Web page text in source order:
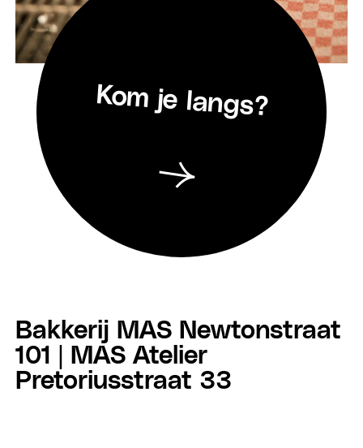
Kom je langs?
Bakkerij MAS Newtonstraat
101 | MAS Atelier
Pretoriusstraat 33